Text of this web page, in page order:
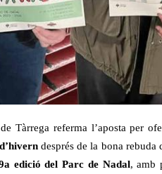
Tàrrega referma l’aposta per
després de la bona rebuda
edició del Parc de Nadal, amb